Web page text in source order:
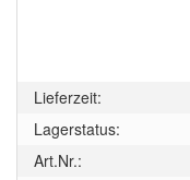
Lieferzeit:
Lagerstatus:
Art.Nr.: